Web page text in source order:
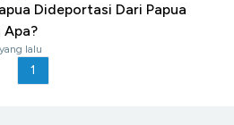
Dideportasi Dari Papua
Apa?
lalu
1